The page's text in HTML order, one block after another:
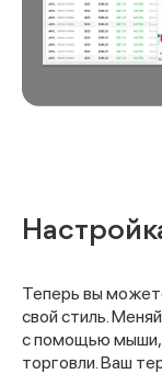
Теперь вы
свой стиль.
с помощью мыши,
торговли. Ваш